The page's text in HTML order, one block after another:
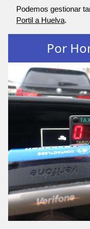
Podemos gestionar
Portil a Huelva.
Por